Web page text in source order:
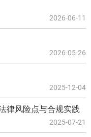
2026-06-11
2026-05-26
2025-12-04
律风险点与合规实践
2025-07-21